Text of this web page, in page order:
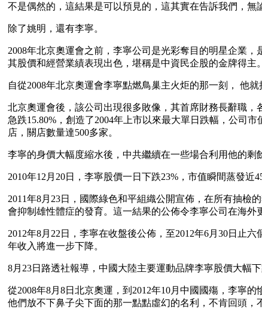
不是偶然的，這結果是可以預見的，這其實在告訴我們，
除了姚明，還有李寧。
2008年北京奧運會之前，李寧公司是光彩奪目的明星企業
其股價和經營業績表現出色，堪稱是中資民企股的金牌得主。
自從2008年北京奧運會李寧點燃鳥巢主火炬的那一刻， 他
北京奧運會後，該公司出現很多敗像，其首席財務長辭職
急跌15.80%，創造了2004年上市以來最大單日跌幅，公司
店，關店數量達500多家。
李寧的身價大幅度縮水後，中共繼續在一些場合利用他的剩
2010年12月20日，李寧股價一日下跌23%，市值瞬間蒸發近
2011年8月23日，國際綠色和平組織公開宣佈，在所有抽檢
會抑制雄性體症的發育。這一結果的公佈令李寧公司在海外
2012年8月22日，李寧在收盤後公佈，至2012年6月30日止
年收入將進一步下降。
8月23日路透社報導，中國大陸主要運動品牌李寧股價大幅
從2008年8月8日北京奧運，到2012年10月中國國殤，李寧
他們放不下鼻子尖下面的那一點點虛幻的名利，不肯回頭